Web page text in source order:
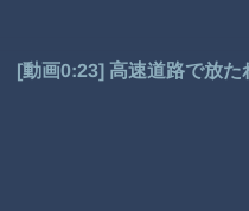
[動画0:23] 高速道路で放